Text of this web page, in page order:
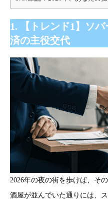
1. 【トレンド1】ソ
済の主役交代
2026年の夜の街を歩けば、そ
酒屋が並んでいた通りには、